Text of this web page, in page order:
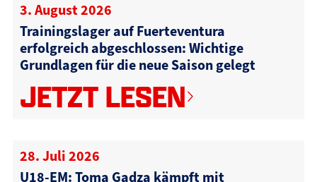
3. August 2026
Trainingslager auf Fuerteventura
erfolgreich abgeschlossen: Wichtige
Grundlagen für die neue Saison gelegt
JETZT LESEN
28. Juli 2026
U18-EM: Toma Gadza kämpft mit